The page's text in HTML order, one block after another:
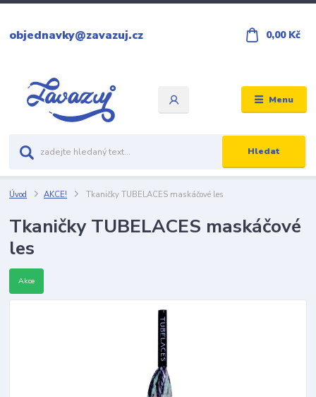
Menu
Hledat
objednavky@zavazuj.cz 0,00 Kč
Úvod AKCE! Tkaničky TUBELACES maskáčové les
Tkaničky TUBELACES maskáčové
les
Akce